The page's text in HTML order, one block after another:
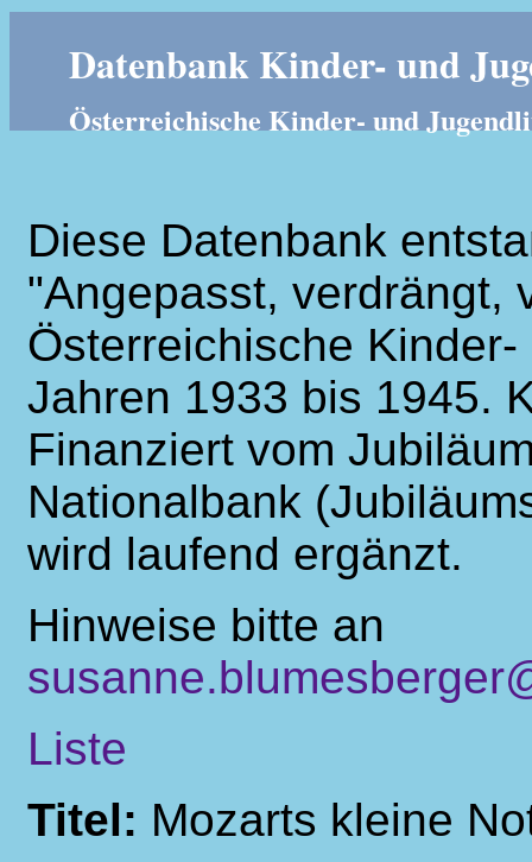
Datenbank Kinder- und
Österreichische Kinder- und
Diese Datenbank
"Angepasst, verdrängt,
Österreichische
Jahren 1933 bis 1945.
Finanziert vom
Nationalbank
wird laufend ergänzt.
Hinweise bitte an
Liste
Titel: Mozarts kleine